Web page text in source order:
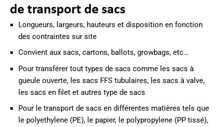
de transport de sacs
Longueurs, largeurs, hauteurs et disposition en fonction
des contraintes sur site
Convient aux sacs, cartons, ballots, growbags, etc…
Pour transférer tout types de sacs comme les sacs à
gueule ouverte, les sacs FFS tubulaires, les sacs à valve,
les sacs en filet et autres type de sacs
Pour le transport de sacs en différentes matières tels que
le polyethylene (PE), le papier, le polypropylene (PP tissé),